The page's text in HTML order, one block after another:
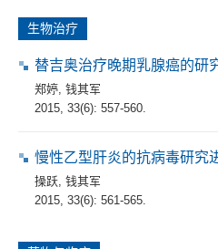
生物治疗
替吉奥治疗晚期乳腺癌的研
郑婷 钱其军
2015, 33(6): 557-560.
慢性乙型肝炎的抗病毒研究
操跃 钱其军
2015, 33(6): 561-565.